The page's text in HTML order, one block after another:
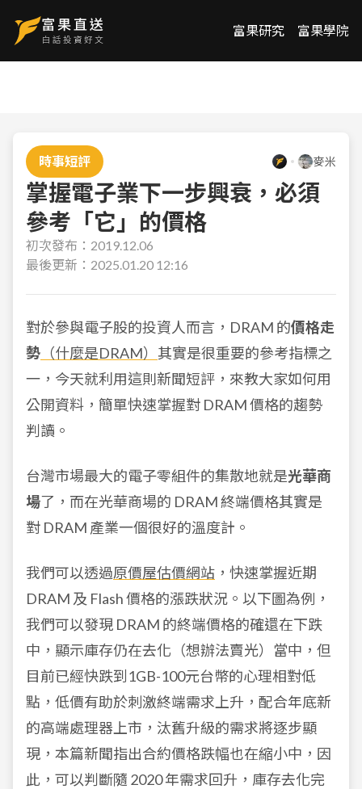
富果研究 富果學院
時事短評 麥米
掌握電子業下一步興衰，必須
參考「它」的價格
初次發布： 2019.12.06
最後更新： 2025.01.20 12:16
對於參與電子股的投資人而言，DRAM 的價格走
勢 （什麼是DRAM） 其實是很重要的參考指標之
一，今天就利用這則新聞短評，來教大家如何用
公開資料，簡單快速掌握對 DRAM 價格的趨勢
判讀。
台灣市場最大的電子零組件的集散地就是光華商
場了，而在光華商場的 DRAM 終端價格其實是
對 DRAM 產業一個很好的溫度計。
我們可以透過原價屋估價網站 ，快速掌握近期
DRAM 及 Flash 價格的漲跌狀況。以下圖為例，
我們可以發現 DRAM 的終端價格的確還在下跌
中，顯示庫存仍在去化（想辦法賣光）當中，但
目前已經快跌到1GB-100元台幣的心理相對低
點，低價有助於刺激終端需求上升，配合年底新
的高端處理器上市，汰舊升級的需求將逐步顯
現，本篇新聞指出合約價格跌幅也在縮小中，因
此，可以判斷隨 2020 年需求回升，庫存去化完